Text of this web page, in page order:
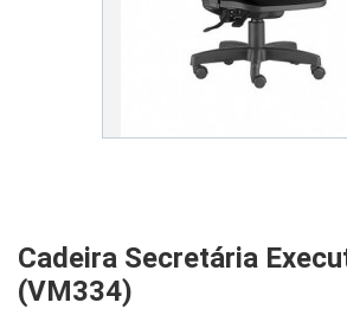
Cadeira Secretária
(VM334)